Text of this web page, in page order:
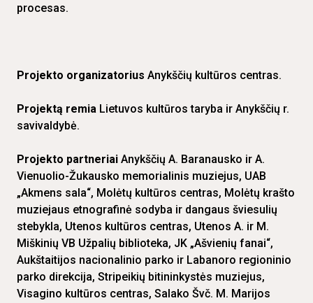
procesas.
Projekto organizatorius Anykščių kultūros centras.
Projektą remia Lietuvos kultūros taryba ir Anykščių r.
savivaldybė.
Projekto partneriai Anykščių A. Baranausko ir A.
Vienuolio-Žukausko memorialinis muziejus, UAB
„Akmens sala“, Molėtų kultūros centras, Molėtų krašto
muziejaus etnografinė sodyba ir dangaus šviesulių
stebykla, Utenos kultūros centras, Utenos A. ir M.
Miškinių VB Užpalių biblioteka, JK „Ašvienių fanai“,
Aukštaitijos nacionalinio parko ir Labanoro regioninio
parko direkcija, Stripeikių bitininkystės muziejus,
Visagino kultūros centras, Salako Švč. M. Marijos